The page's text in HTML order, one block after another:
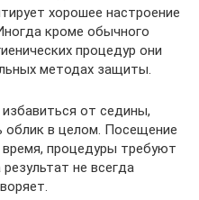
хорошее настроение
кроме обычного
процедур они
методах защиты.
от седины,
облик в целом. Посещение
процедуры требуют
не всегда